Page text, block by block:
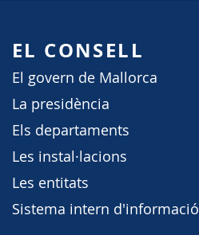
EL CONSELL
El govern de Mallorca
La presidència
Els departaments
Les instal·lacions
Les entitats
Sistema intern d'informació